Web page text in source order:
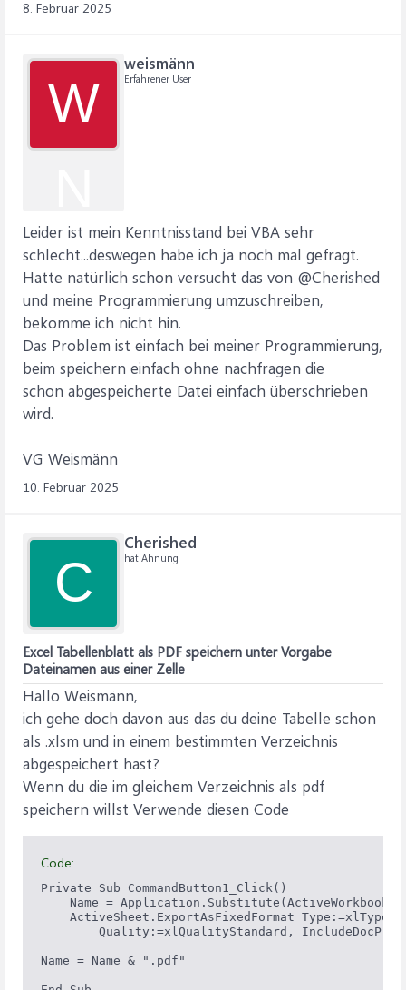
8. Februar 2025
W
weismänn
Erfahrener User
Leider ist mein Kenntnisstand bei VBA sehr
schlecht...deswegen habe ich ja noch mal gefragt.
Hatte natürlich schon versucht das von @Cherished
und meine Programmierung umzuschreiben,
bekomme ich nicht hin.
Das Problem ist einfach bei meiner Programmierung,
beim speichern einfach ohne nachfragen die
schon abgespeicherte Datei einfach überschrieben
wird.
VG Weismänn
10. Februar 2025
C
Cherished
hat Ahnung
Excel Tabellenblatt als PDF speichern unter Vorgabe
Dateinamen aus einer Zelle
Hallo Weismänn,
ich gehe doch davon aus das du deine Tabelle schon
als .xlsm und in einem bestimmten Verzeichnis
abgespeichert hast?
Wenn du die im gleichem Verzeichnis als pdf
speichern willst Verwende diesen Code
Code:
Private Sub CommandButton1_Click()
Name =
ActiveSheet.ExportAsFixedFormat
Quality:=xlQualityStandard,
Name = Name & ".pdf"